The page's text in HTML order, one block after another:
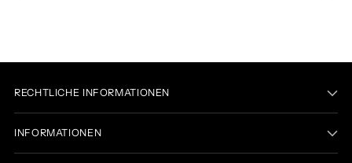
RECHTLICHE INFORMATIONEN
INFORMATIONEN